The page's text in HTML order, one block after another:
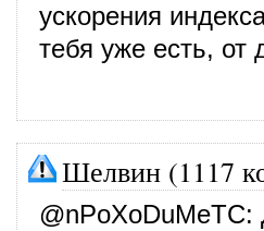
ускорения
тебя уже есть, от
Шелвин (1117
@nPoXoDuMeTC: